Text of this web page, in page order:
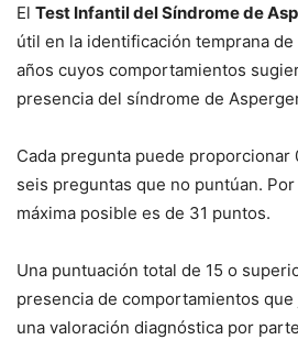
El Test Infantil del Síndrome de
útil en la identificación temprana de
años cuyos comportamientos
presencia del síndrome de
Cada pregunta puede proporcionar
seis preguntas que no puntúan.
máxima posible es de 31 puntos.
Una puntuación total de 15 o
presencia de comportamientos
una valoración diagnóstica por